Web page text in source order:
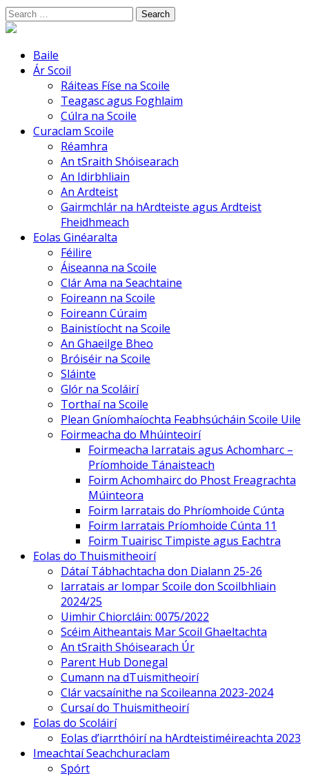
Skip
to
Search
for:
Baile
Ár Scoil
Ráiteas Físe na Scoile
Teagasc agus Foghlaim
Cúlra na Scoile
Curaclam Scoile
Réamhra
An tSraith Shóisearach
An Idirbhliain
An Ardteist
Gairmchlár na hArdteiste agus Ardteist
Fheidhmeach
Eolas Ginéaralta
Féilire
Áiseanna na Scoile
Clár Ama na Seachtaine
Foireann na Scoile
Foireann Cúraim
Bainistíocht na Scoile
An Ghaeilge Bheo
Bróiséir na Scoile
Sláinte
Glór na Scoláirí
Torthaí na Scoile
Plean Gníomhaíochta Feabhsúcháin Scoile Uile
Foirmeacha do Mhúinteoirí
Foirmeacha Iarratais agus Achomharc –
Príomhoide Tánaisteach
Foirm Achomhairc do Phost Freagrachta
Múinteora
Foirm Iarratais do Phríomhoide Cúnta
Foirm Iarratais Príomhoide Cúnta 11
Foirm Tuairisc Timpiste agus Eachtra
Eolas do Thuismitheoirí
Dátaí Tábhachtacha don Dialann 25-26
Iarratais ar Iompar Scoile don Scoilbhliain
2024/25
Uimhir Chiorcláin: 0075/2022
Scéim Aitheantais Mar Scoil Ghaeltachta
An tSraith Shóisearach Úr
Parent Hub Donegal
Cumann na dTuismitheoirí
Clár vacsaínithe na Scoileanna 2023-2024
Cursaí do Thuismitheoirí
Eolas do Scoláirí
Eolas d’iarrthóirí na hArdteistiméireachta 2023
Imeachtaí Seachchuraclam
Spórt